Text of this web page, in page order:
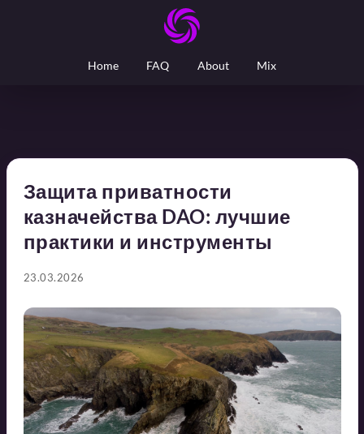
Home FAQ About Mix
Защита приватности
казначейства DAO: лучшие
практики и инструменты
23.03.2026